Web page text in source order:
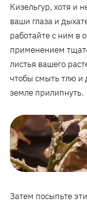
Кизельгур, хотя и
ваши глаза и
работайте с ним в
применением
листья вашего
чтобы смыть тлю и
земле прилипнуть.
Затем посыпьте